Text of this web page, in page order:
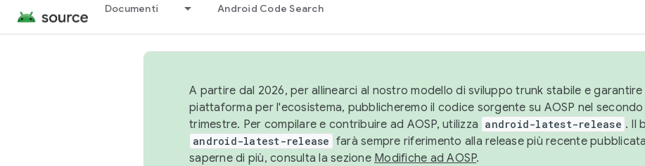
Documenti Android Code Search
A partire dal 2026, per allinearci al nostro modello di sviluppo trunk stabile e
piattaforma per l'ecosistema, pubblicheremo il codice sorgente su AOSP nel
trimestre. Per compilare e contribuire ad AOSP, utilizza android-latest-release . Il
android-latest-release farà sempre riferimento alla release più recente
saperne di più, consulta la sezione Modifiche ad AOSP.